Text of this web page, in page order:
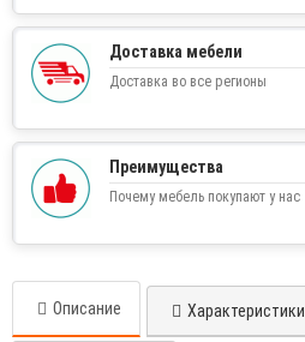
Доставка мебели
Доставка во все регионы
Преимущества
Почему мебель покупают у нас
Описание Характеристики